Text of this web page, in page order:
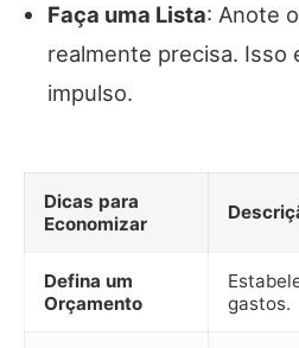
Faça uma Lista: Anote
realmente precisa. Isso
impulso.
Dicas para
Economizar
Defina um
Orçamento
gastos.